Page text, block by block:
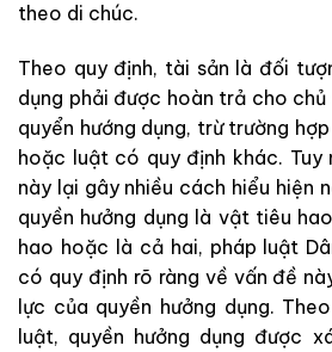
theo di chúc.
Theo quy định, tài sản là đối
dụng phải được hoàn trả cho
quyển hướng dụng, trừ trường
hoặc luật có quy định khác. Tuy
này lại gây nhiều cách hiểu hiện
quyền hưởng dụng là vật tiêu
hao hoặc là cả hai, pháp luật
có quy định rõ ràng về vấn đề
lực của quyền hưởng dụng.
luật, quyền hưởng dụng được